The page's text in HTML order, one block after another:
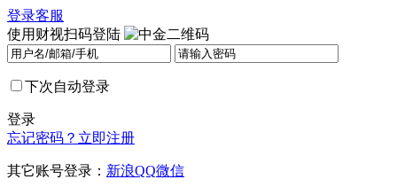
登录客服
使用财视扫码登陆
下次自动登录
登录
忘记密码？ 立即注册
其它账号登录： 新浪QQ微信